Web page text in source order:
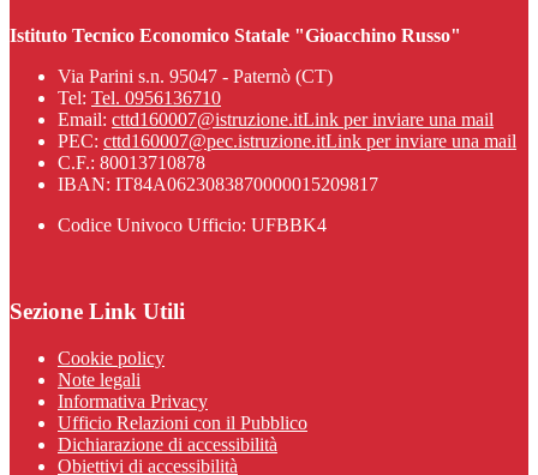
Istituto Tecnico Economico Statale "Gioacchino Russo"
Via Parini s.n. 95047 - Paternò (CT)
Tel: Tel. 0956136710
Email: cttd160007@istruzione.itLink per inviare una mail
PEC: cttd160007@pec.istruzione.itLink per inviare una mail
C.F.: 80013710878
IBAN: IT84A0623083870000015209817
Codice Univoco Ufficio: UFBBK4
Sezione Link Utili
Cookie policy
Note legali
Informativa Privacy
Ufficio Relazioni con il Pubblico
Dichiarazione di accessibilità
Obiettivi di accessibilità